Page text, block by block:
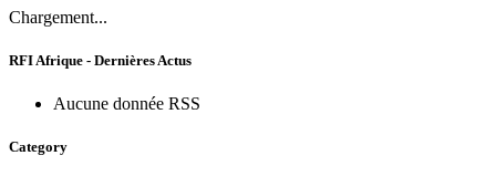
Chargement...
RFI Afrique - Dernières Actus
Aucune donnée RSS
Category